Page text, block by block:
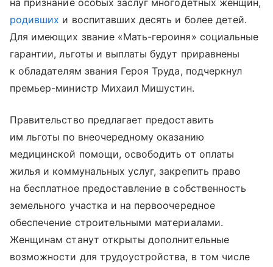
на признание особых заслуг многодетных женщин,
родивших и воспитавших десять и более детей.
Для имеющих звание «Мать-героиня» социальные
гарантии, льготы и выплаты будут приравнены
к обладателям звания Героя Труда, подчеркнул
премьер-министр Михаил Мишустин.
Правительство предлагает предоставить
им льготы по внеочередному оказанию
медицинской помощи, освободить от оплаты
жилья и коммунальных услуг, закрепить право
на бесплатное предоставление в собственность
земельного участка и на первоочередное
обеспечение строительными материалами.
Женщинам станут открыты дополнительные
возможности для трудоустройства, в том числе